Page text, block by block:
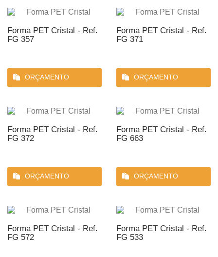
Forma PET Cristal - Ref.
FG 357
ORÇAMENTO
Forma PET Cristal - Ref.
FG 371
ORÇAMENTO
Forma PET Cristal - Ref.
FG 372
ORÇAMENTO
Forma PET Cristal - Ref.
FG 663
ORÇAMENTO
Forma PET Cristal - Ref.
FG 572
Forma PET Cristal - Ref.
FG 533